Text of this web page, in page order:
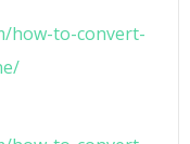
how-to-convert-